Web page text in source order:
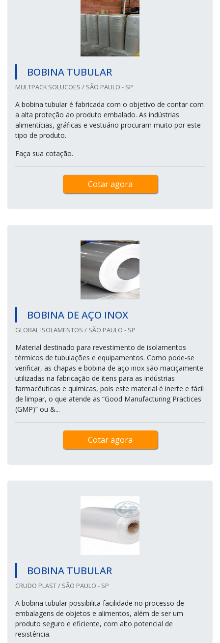
BOBINA TUBULAR
MULTPACK SOLUCOES / SÃO PAULO - SP
A bobina tubular é fabricada com o objetivo de contar com
a alta proteção ao produto embalado. As indústrias
alimentícias, gráficas e vestuário procuram muito por este
tipo de produto.
Faça sua cotação.
Cotar agora
BOBINA DE AÇO INOX
GLOBAL ISOLAMENTOS / SÃO PAULO - SP
Material destinado para revestimento de isolamentos
térmicos de tubulações e equipamentos. Como pode-se
verificar, as chapas e bobina de aço inox são maciçamente
utilizadas na fabricação de itens para as indústrias
farmacêuticas e químicas, pois este material é inerte e fácil
de limpar, o que atende as “Good Manufacturing Practices
(GMP)” ou &...
Cotar agora
BOBINA TUBULAR
CRUDO PLAST / SÃO PAULO - SP
A bobina tubular possibilita facilidade no processo de
embalagens de objetos e alimentos, além de ser um
produto seguro e eficiente, com alto potencial de
resistência.